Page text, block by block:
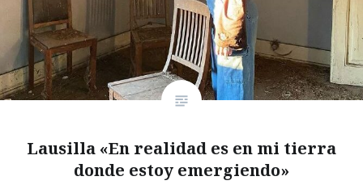
Lausilla «En realidad es en mi tierra
donde estoy emergiendo»